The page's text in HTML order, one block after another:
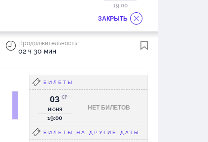
19:00
Продолжительность:
02 ч 30 мин
ЗАКРЫТЬ
БИЛЕТЫ
НЕТ БИЛЕТОВ
03
июня
СР
19:00
БИЛЕТЫ НА ДРУГИЕ ДАТЫ